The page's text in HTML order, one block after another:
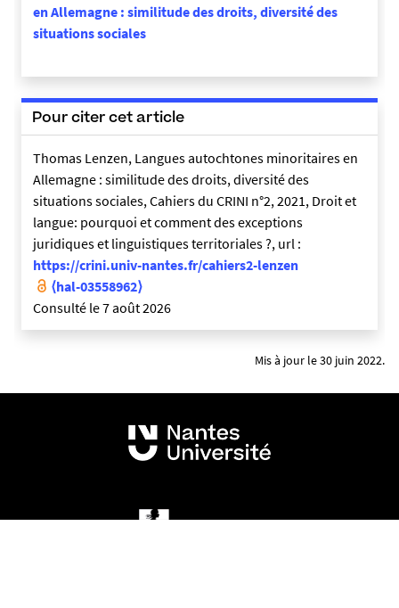
en Allemagne : similitude des droits, diversité des
situations sociales
Pour citer cet article
Thomas Lenzen, Langues autochtones minoritaires en
Allemagne : similitude des droits, diversité des
situations sociales, Cahiers du CRINI n°2, 2021, Droit et
langue: pourquoi et comment des exceptions
juridiques et linguistiques territoriales ?, url :
https://crini.univ-nantes.fr/cahiers2-lenzen
⟨hal-03558962⟩
Consulté le 7 août 2026
Mis à jour le 30 juin 2022.